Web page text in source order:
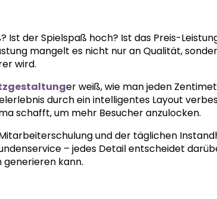
Ist der Spielspaß hoch? Ist das Preis-
mangelt es nicht nur an Qualität,
wird.
er weiß, wie man jeden
durch ein intelligentes Layout
schafft, um mehr Besucher anzulocken.
und der täglichen
– jedes Detail entscheidet
generieren kann.